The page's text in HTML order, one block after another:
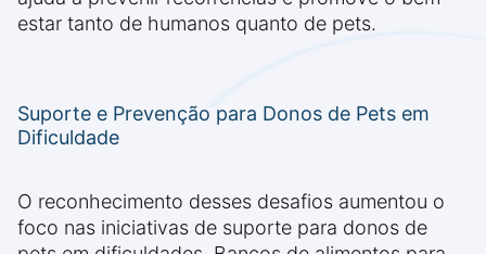
estar tanto de humanos quanto de pets.
Suporte e Prevenção para Donos de Pets em
Dificuldade
O reconhecimento desses desafios aumentou o
foco nas iniciativas de suporte para donos de